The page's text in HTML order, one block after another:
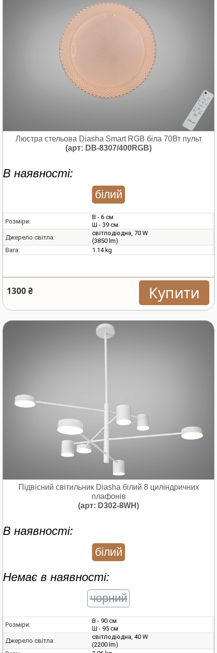
Люстра стельова Diasha Smart RGB біла 70Вт пульт
(арт: DB-8307/400RGB)
В наявності:
білий
Розміри:
В - 6 см
Ш - 39 см
Джерело світла:
світлодіодна, 70 W
(3850 lm)
Вага:
1.14 kg
1300 ₴ Купити
Підвісний світильник Diasha білий 8 циліндричних
плафонів
(арт: D302-8WH)
В наявності:
білий
Немає в наявності:
чорний
Розміри:
В - 90 см
Ш - 95 см
Джерело світла:
світлодіодна, 40 W
(2200 lm)